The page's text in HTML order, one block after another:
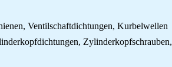
Ventilschaftdichtungen, Kurbelwellen
Zylinderkopfschrauben,